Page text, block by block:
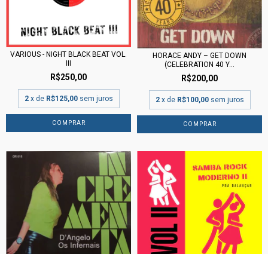
VARIOUS - NIGHT BLACK BEAT VOL.
III
R$250,00
2 x de R$125,00 sem juros
HORACE ANDY – GET DOWN
(CELEBRATION 40 Y...
R$200,00
2 x de R$100,00 sem juros